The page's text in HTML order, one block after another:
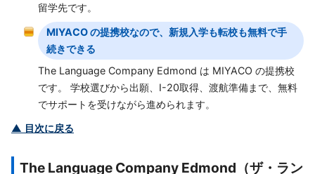
留学先です。
MIYACO の提携校なので、新規入学も転校も無料で手
続きできる
The Language Company Edmond は MIYACO の提携校
です。 学校選びから出願、I-20取得、渡航準備まで、無料
でサポートを受けながら進められます。
▲ 目次に戻る
The Language Company Edmond（ザ・ラン